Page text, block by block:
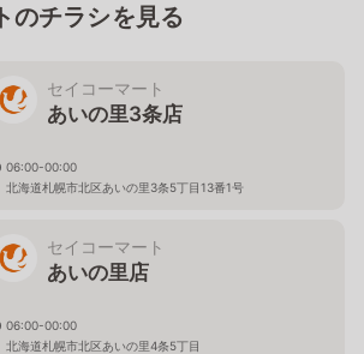
のチラシを見る
セイコーマート
あいの里3条店
06:00-00:00
北海道札幌市北区あいの里3条5丁目13番1号
セイコーマート
あいの里店
06:00-00:00
北海道札幌市北区あいの里4条5丁目